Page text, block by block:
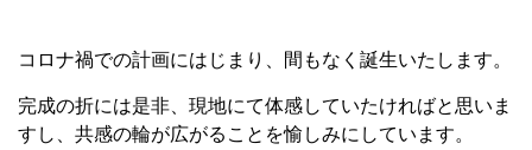
コロナ禍での計画にはじまり、間もなく誕生いたします。
完成の折には是非、現地にて体感していたければと思いま
すし、共感の輪が広がることを愉しみにしています。